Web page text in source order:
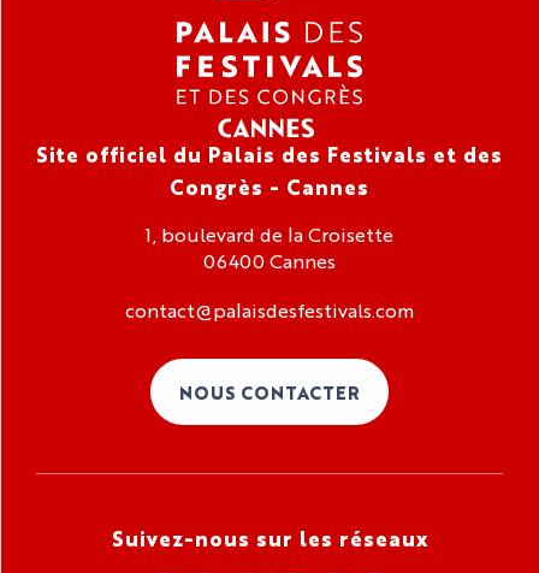
Site officiel du Palais des Festivals et des
Congrès - Cannes
1, boulevard de la Croisette
06400 Cannes
contact@palaisdesfestivals.com
NOUS CONTACTER
Suivez-nous sur les réseaux